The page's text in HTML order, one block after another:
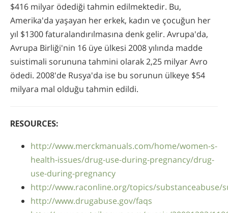
$416 milyar ödediği tahmin edilmektedir. Bu,
Amerika'da yaşayan her erkek, kadın ve çocuğun her
yıl $1300 faturalandırılmasına denk gelir. Avrupa'da,
Avrupa Birliği'nin 16 üye ülkesi 2008 yılında madde
suistimali sorununa tahmini olarak 2,25 milyar Avro
ödedi. 2008'de Rusya'da ise bu sorunun ülkeye $54
milyara mal olduğu tahmin edildi.
RESOURCES:
http://www.merckmanuals.com/home/women-s-
health-issues/drug-use-during-pregnancy/drug-
use-during-pregnancy
http://www.raconline.org/topics/substanceabuse/
http://www.drugabuse.gov/faqs